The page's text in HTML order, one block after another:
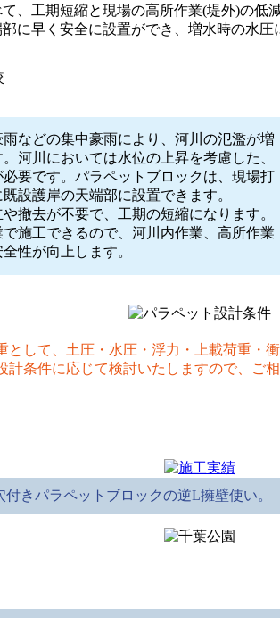
、工期短縮と現場の高所作業(堤外)の低
に早く安全に設置ができ、増水時の水圧
などの集中豪雨により、河川の氾濫が増
河川においては水位の上昇を考慮した、
要です。パラペットブロックは、現場打
設護岸の天端部に設置できます。
撤去が不要で、工期の短縮になります。
で施工できるので、河川内作業、高所作業
性が向上します。
して、土圧・水圧・浮力・上載荷重・
条件に応じて検討いたしますので、ご相
付きパラペットブロックの逆L擁壁使い。